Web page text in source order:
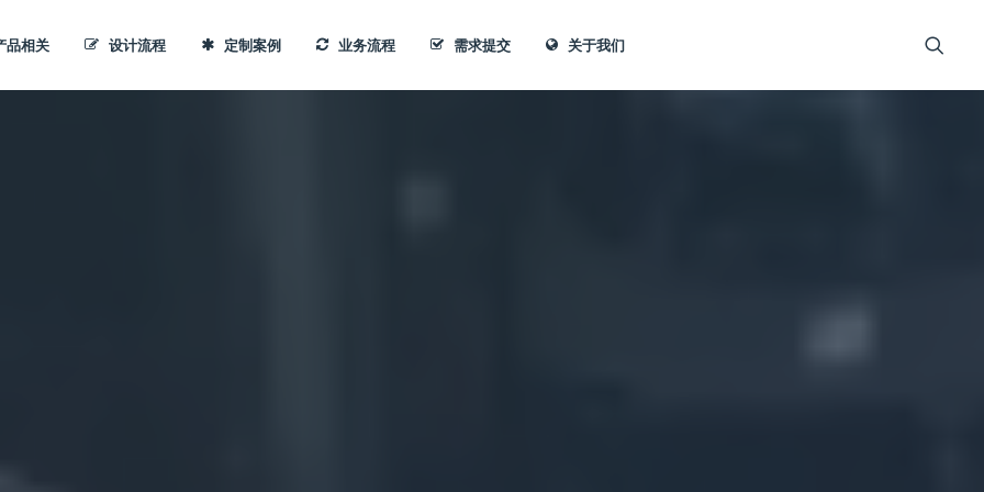
品相关 设计流程 定制案例 业务流程 需求提交 关于我们